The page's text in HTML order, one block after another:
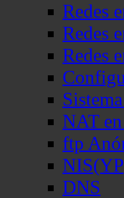
Redes
Redes
Redes
NAT
ftp
DNS